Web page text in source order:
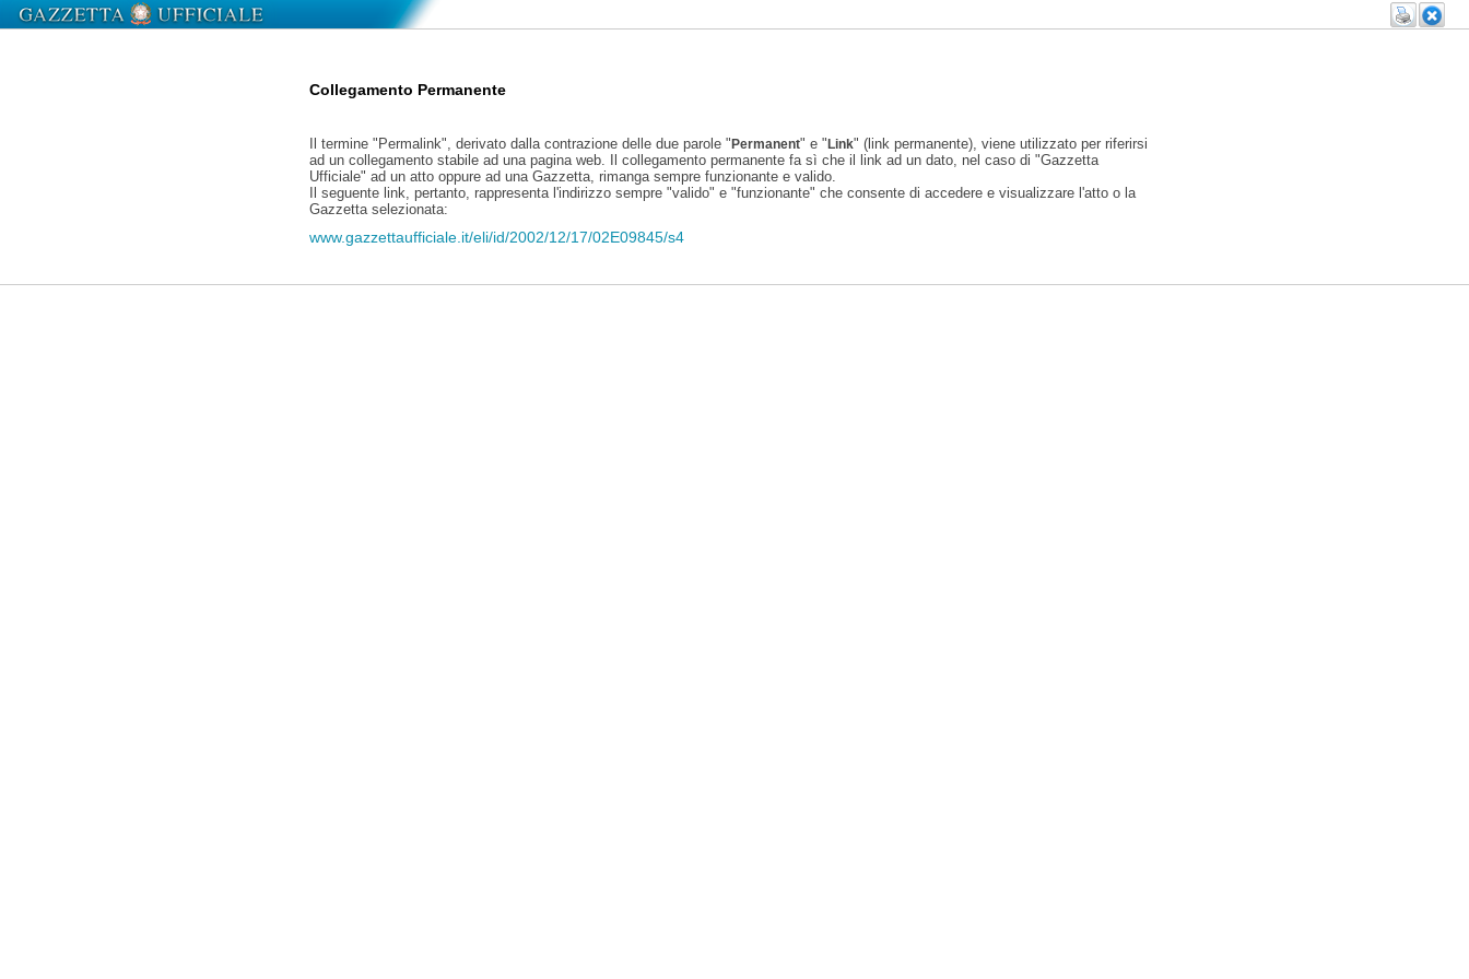
Collegamento Permanente
Il termine "Permalink", derivato dalla contrazione delle due parole "Permanent" e "Link" (link permanente), viene utilizzato per riferirsi
ad un collegamento stabile ad una pagina web. Il collegamento permanente fa sì che il link ad un dato, nel caso di "Gazzetta
Ufficiale" ad un atto oppure ad una Gazzetta, rimanga sempre funzionante e valido.
Il seguente link, pertanto, rappresenta l'indirizzo sempre "valido" e "funzionante" che consente di accedere e visualizzare l'atto o la
Gazzetta selezionata:
www.gazzettaufficiale.it/eli/id/2002/12/17/02E09845/s4